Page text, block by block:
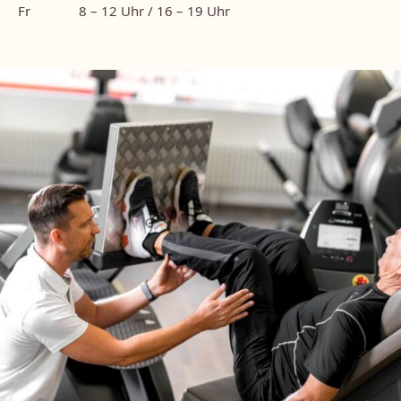
Fr
8 – 12 Uhr / 16 – 19 Uhr